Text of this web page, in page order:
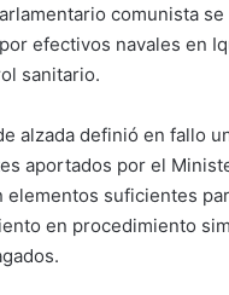
comunista se
efectivos navales en
sanitario.
alzada definió en fallo
aportados por el
elementos suficientes
en procedimiento